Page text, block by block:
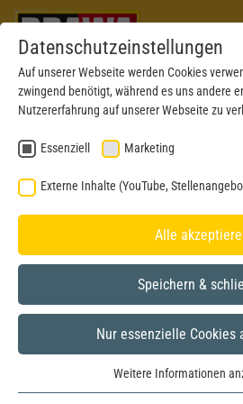
CURRENT DELIVERIES
JANUARY 2026
GAUGE H0: PASSENGER COACH
Datenschutzeinstellungen
Auf unserer Webseite werden Cookies
zwingend benötigt, während es uns andere
Nutzererfahrung auf unserer Webseite zu
Essenziell Marketing
Externe Inhalte (YouTube,
Alle
Speichern &
Nur essenzielle Cookies
Weitere Informationen